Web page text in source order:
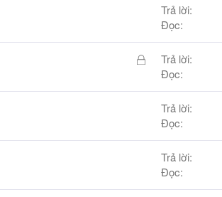
a
Trả lời
Đọc
Đ
k
a
Trả lời
Đọc
Trả lời
Đọc
Trả lời
Đọc